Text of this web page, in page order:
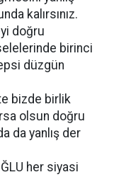
kalırsınız.
doğru
birinci
düzgün
bizde birlik
olsun doğru
da yanlış der
her siyasi